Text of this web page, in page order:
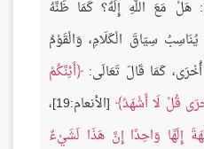
هَلْ مَعَ اللَّهِ إِلَهٌ؟ كَمَا ظَنَّهُ
سِيَاقَ الْكَلَامِ، وَالْقَوْمُ
كَمَا قَالَ تَعَالَى: أَئِنَّكُمْ
قُلْ لَا أَشْهَدُ
[الأنعام:19]،
إِلَهًا وَاحِدًا إِنَّ هَذَا لَشَيْءٌ